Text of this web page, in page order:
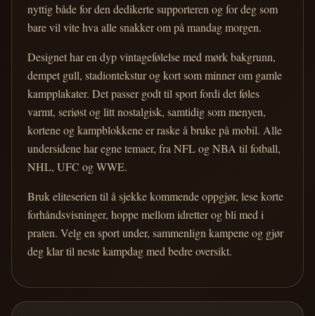
nyttig både for den dedikerte supporteren og for deg som
bare vil vite hva alle snakker om på mandag morgen.
Designet har en dyp vintagefølelse med mørk bakgrunn,
dempet gull, stadiontekstur og kort som minner om gamle
kampplakater. Det passer godt til sport fordi det føles
varmt, seriøst og litt nostalgisk, samtidig som menyen,
kortene og kampblokkene er raske å bruke på mobil. Alle
undersidene har egne temaer, fra NFL og NBA til fotball,
NHL, UFC og WWE.
Bruk eliteserien til å sjekke kommende oppgjør, lese korte
forhåndsvisninger, hoppe mellom idretter og bli med i
praten. Velg en sport under, sammenlign kampene og gjør
deg klar til neste kampdag med bedre oversikt.